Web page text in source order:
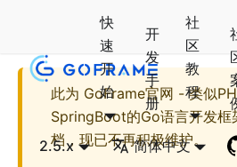
快
速
开
始
开
发
手
册
社
区
教
程
2.5.x 简体中文
此为 GoFrame官网 - 类似
SpringBoot的Go语言开发框
档，现已不再积极维护。